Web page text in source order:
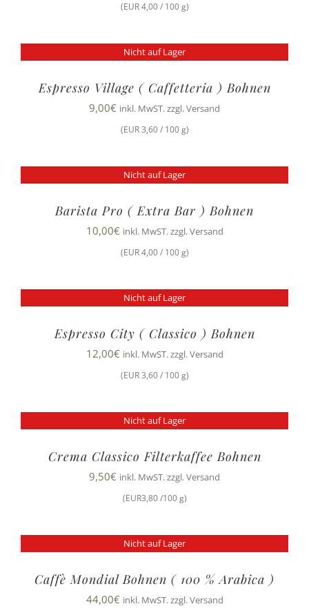
(EUR 4,00 / 100 g)
Nicht auf Lager
Espresso Village ( Caffetteria ) Bohnen
9,00€ inkl. MwST. zzgl. Versand
(EUR 3,60 / 100 g)
Nicht auf Lager
Barista Pro ( Extra Bar ) Bohnen
10,00€ inkl. MwST. zzgl. Versand
(EUR 4,00 / 100 g)
Nicht auf Lager
Espresso City ( Classico ) Bohnen
12,00€ inkl. MwST. zzgl. Versand
(EUR 3,60 / 100 g)
Nicht auf Lager
Crema Classico Filterkaffee Bohnen
9,50€ inkl. MwST. zzgl. Versand
(EUR3,80 /100 g)
Nicht auf Lager
Caffè Mondial Bohnen ( 100 % Arabica )
44,00€ inkl. MwST. zzgl. Versand